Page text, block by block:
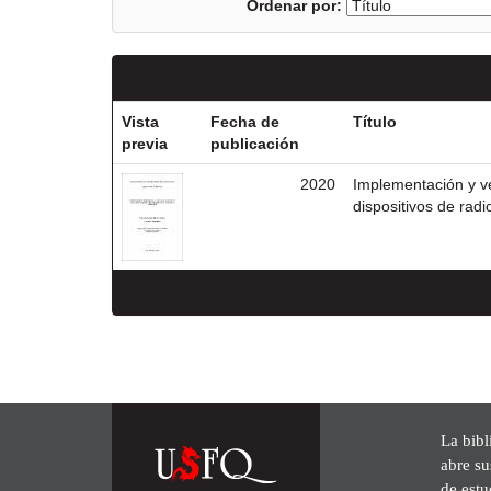
Ordenar por:
Vista
previa
Fecha de
publicación
Título
2020
Implementación y
dispositivos de
La
abre